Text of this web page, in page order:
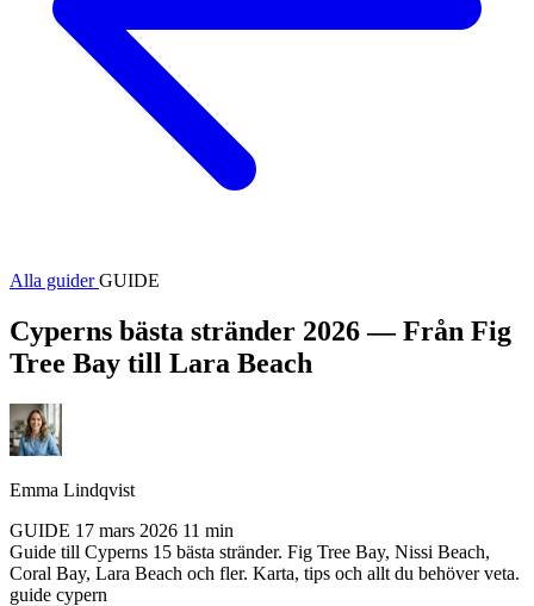
Alla guiderGUIDE
Cyperns bästa stränder 2026 — Från Fig
Tree Bay till Lara Beach
Emma Lindqvist
GUIDE 17 mars 2026 11 min
Guide till Cyperns 15 bästa stränder. Fig Tree Bay, Nissi Beach,
Coral Bay, Lara Beach och fler. Karta, tips och allt du behöver veta.
guide cypern